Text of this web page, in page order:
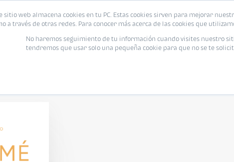
sitio web almacena cookies en tu PC. Estas cookies sirven para mejorar
a través de otras redes. Para conocer más acerca de las cookies que
No haremos seguimiento de tu información cuando visites nuestro
tendremos que usar solo una pequeña cookie para que no se te
Viviendas Eventos